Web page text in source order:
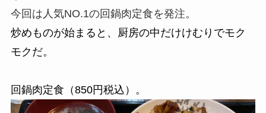
今回は人気NO.1の回鍋肉定食を発注。
炒めものが始まると、厨房の中だけけむりでモク
モクだ。
回鍋肉定食（850円税込）。